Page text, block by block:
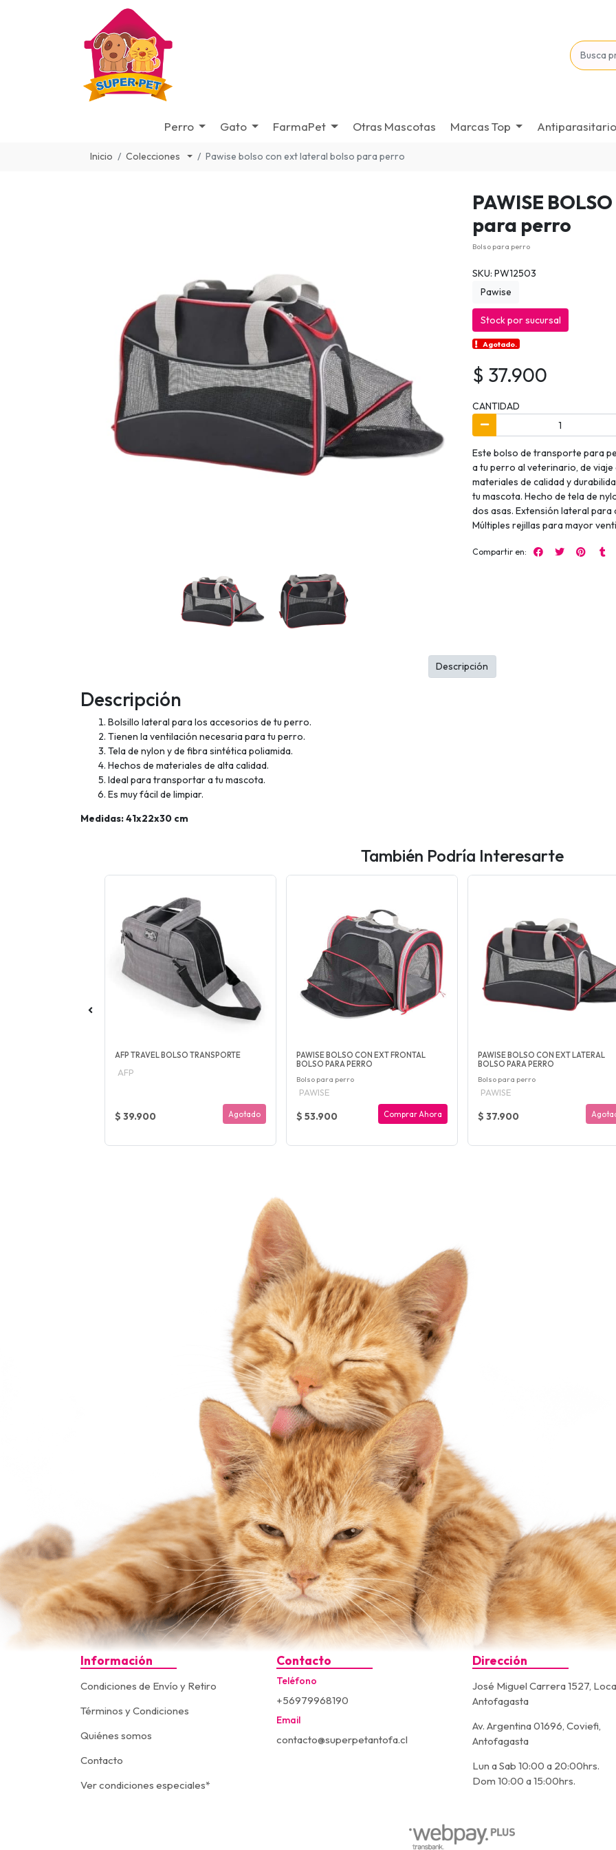
Perro Gato FarmaPet Otras Mascotas Marcas Top
Inicio Colecciones Pawise bolso con ext lateral bolso para perro
PAWISE
para perro
Bolso para perro
SKU: PW12503
Pawise
Stock por sucursal
Agotado.
$ 37.900
CANTIDAD
Este bolso de transporte para
a tu perro al veterinario, de
materiales de calidad y
tu mascota. Hecho de tela de
dos asas. Extensión lateral para
Múltiples rejillas para mayor
Compartir en:
Descripción
Bolsillo lateral para los accesorios de tu perro.
Tienen la ventilación necesaria para tu perro.
Tela de nylon y de fibra sintética poliamida.
Hechos de materiales de alta calidad.
Ideal para transportar a tu mascota.
Es muy fácil de limpiar.
Medidas: 41x22x30 cm
Descripción
También Podría Interesarte
AFP TRAVEL BOLSO TRANSPORTE
AFP
$ 39.900 Agotado
PAWISE BOLSO CON EXT FRONTAL
BOLSO PARA PERRO
Bolso para perro
PAWISE
$ 53.900 Comprar Ahora
PAWISE BOLSO CON EXT LATERAL
BOLSO PARA PERRO
Bolso para perro
PAWISE
$ 37.900
Información
Condiciones de Envío y Retiro
Términos y Condiciones
Quiénes somos
Contacto
Ver condiciones especiales*
Contacto
Teléfono
+56979968190
Email
contacto@superpetantofa.cl
Dirección
José Miguel Carrera 1527,
Antofagasta
Av. Argentina 01696, Coviefi,
Antofagasta
Lun a Sab 10:00 a 20:00hrs.
Dom 10:00 a 15:00hrs.